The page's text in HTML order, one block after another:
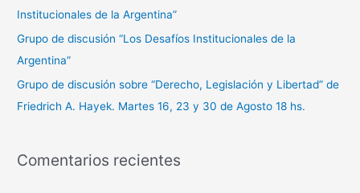
Institucionales de la Argentina”
Grupo de discusión “Los Desafíos Institucionales de la
Argentina”
Grupo de discusión sobre “Derecho, Legislación y Libertad” de
Friedrich A. Hayek. Martes 16, 23 y 30 de Agosto 18 hs.
Comentarios recientes